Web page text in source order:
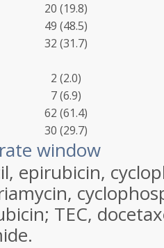
20 (19.8)
49 (48.5)
32 (31.7)
2 (2.0)
7 (6.9)
62 (61.4)
30 (29.7)
window
epirubicin,
TEC,